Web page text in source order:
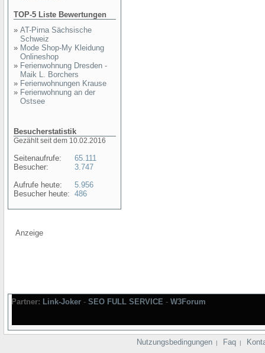
TOP-5 Liste Bewertungen
» AT-Pirna Sächsische
Schweiz
» Mode Shop-My Kleidung
Onlineshop
» Ferienwohnung Dresden -
Maik L. Borchers
» Ferienwohnungen Krause
» Ferienwohnung an der
Ostsee
Besucherstatistik
Gezählt seit dem 10.02.2016
Seitenaufrufe:
Besucher:
Aufrufe heute:
Besucher heute:
65.111
3.747
5.956
486
Anzeige
Partner: Link-Joker - SEO FULL SERVICE - W3Forum
Nutzungsbedingungen | Faq |